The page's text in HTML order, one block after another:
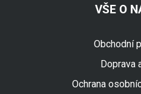
VŠE O
Obchodní
Doprava
Ochrana